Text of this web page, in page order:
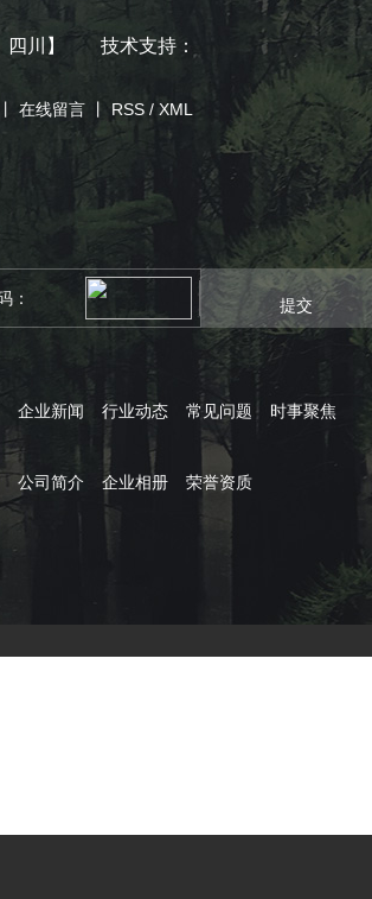
四川 】 技术支持：
在线留言 RSS / XML
提交
企业新闻 行业动态 常见问题 时事聚焦
公司简介 企业相册 荣誉资质